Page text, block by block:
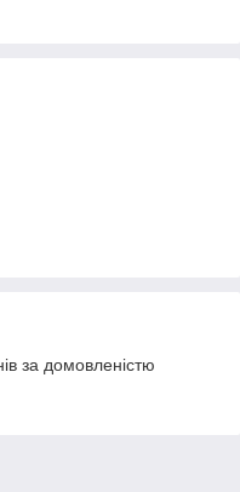
за домовленістю